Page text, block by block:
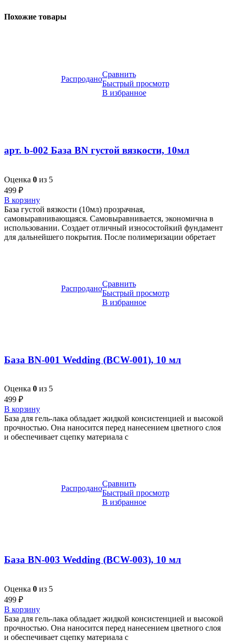
Похожие товары
Распродано
Сравнить
Быстрый просмотр
В избранное
арт. b-002 База BN густой вязкости, 10мл
Оценка 0 из 5
499 ₽
В корзину
База густой вязкости (10мл) прозрачная,
самовыравнивающаяся. Самовыравнивается, экономична в
использовании. Создает отличный износостойкий фундамент
для дальнейшего покрытия. После полимеризации обретает
Распродано
Сравнить
Быстрый просмотр
В избранное
База BN-001 Wedding (BCW-001), 10 мл
Оценка 0 из 5
499 ₽
В корзину
База для гель-лака обладает жидкой консистенцией и высокой
прочностью. Она наносится перед нанесением цветного слоя
и обеспечивает сцепку материала с
Распродано
Сравнить
Быстрый просмотр
В избранное
База BN-003 Wedding (BCW-003), 10 мл
Оценка 0 из 5
499 ₽
В корзину
База для гель-лака обладает жидкой консистенцией и высокой
прочностью. Она наносится перед нанесением цветного слоя
и обеспечивает сцепку материала с